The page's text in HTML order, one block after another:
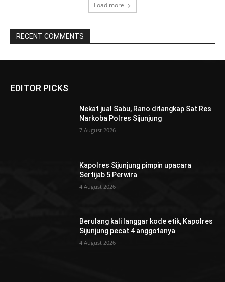
Load more
RECENT COMMENTS
EDITOR PICKS
Nekat jual Sabu, Rano ditangkap Sat Res
Narkoba Polres Sijunjung
7 August 2026
Kapolres Sijunjung pimpin upacara
Sertijab 5 Perwira
4 August 2026
Berulang kali langgar kode etik, Kapolres
Sijunjung pecat 4 anggotanya
4 August 2026